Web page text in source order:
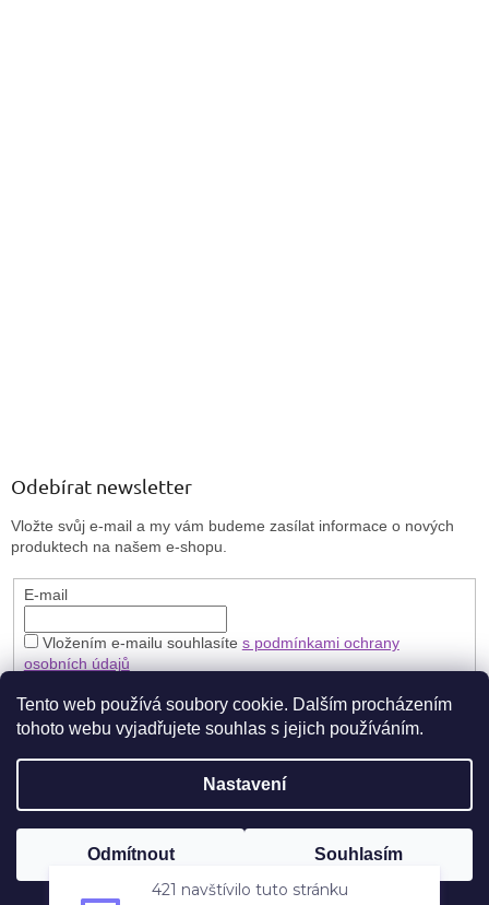
Tento web používá soubory cookie. Dalším procházením
tohoto webu vyjadřujete souhlas s jejich používáním.
Nastavení
Odmítnout Souhlasím
🎁 **Zaregistrujte se a získejte stálou slevu 5 % na každý nákup.**
Odebírat newsletter
Vložte svůj e-mail a my vám budeme zasílat informace o nových
produktech na našem e-shopu.
E-mail
Vložením e-mailu souhlasíte s podmínkami ochrany
osobních údajů
PŘIHLÁSIT SE
Vytvořil Shoptet
Copyright 2026Brillbird Vary . Všechna práva vyhrazena.
navštívilo tuto stránku